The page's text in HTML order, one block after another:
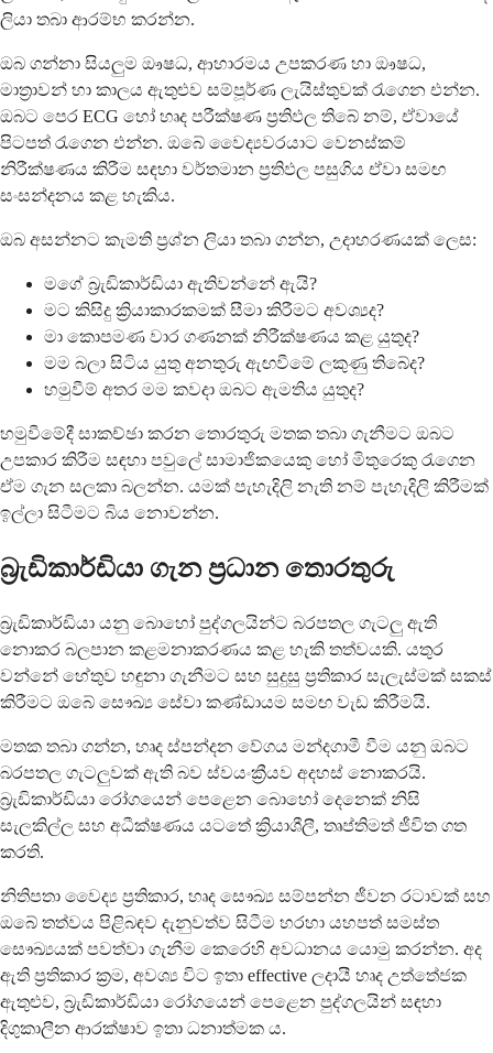
ලියා තබා ආරම්භ කරන්න.
ඔබ ගන්නා සියලුම ඖෂධ, ආහාරමය උපකරණ හා ඖෂධ,
මාත්‍රාවන් හා කාලය ඇතුළුව සම්පූර්ණ ලැයිස්තුවක් රැගෙන එන්න.
ඔබට පෙර ECG හෝ හෘද පරීක්ෂණ ප්‍රතිඵල තිබේ නම්, ඒවායේ
පිටපත් රැගෙන එන්න. ඔබේ වෛද්‍යවරයාට වෙනස්කම්
නිරීක්ෂණය කිරීම සඳහා වර්තමාන ප්‍රතිඵල පසුගිය ඒවා සමඟ
සංසන්දනය කළ හැකිය.
ඔබ අසන්නට කැමති ප්‍රශ්න ලියා තබා ගන්න, උදාහරණයක් ලෙස:
මගේ බ්‍රැඩිකාර්ඩියා ඇතිවන්නේ ඇයි?
මට කිසිදු ක්‍රියාකාරකමක් සීමා කිරීමට අවශ්‍යද?
මා කොපමණ වාර ගණනක් නිරීක්ෂණය කළ යුතුද?
මම බලා සිටිය යුතු අනතුරු ඇඟවීමේ ලකුණු තිබේද?
හමුවීම් අතර මම කවදා ඔබට ඇමතිය යුතුද?
හමුවීමේදී සාකච්ඡා කරන තොරතුරු මතක තබා ගැනීමට ඔබට
උපකාර කිරීම සඳහා පවුලේ සාමාජිකයෙකු හෝ මිතුරෙකු රැගෙන
ඒම ගැන සලකා බලන්න. යමක් පැහැදිලි නැති නම් පැහැදිලි කිරීමක්
ඉල්ලා සිටීමට බිය නොවන්න.
බ්‍රැඩිකාර්ඩියා ගැන ප්‍රධාන තොරතුරු
බ්‍රැඩිකාර්ඩියා යනු බොහෝ පුද්ගලයින්ට බරපතල ගැටලු ඇති
නොකර බලපාන කළමනාකරණය කළ හැකි තත්වයකි. යතුර
වන්නේ හේතුව හඳුනා ගැනීමට සහ සුදුසු ප්‍රතිකාර සැලැස්මක් සකස්
කිරීමට ඔබේ සෞඛ්‍ය සේවා කණ්ඩායම සමඟ වැඩ කිරීමයි.
මතක තබා ගන්න, හෘද ස්පන්දන වේගය මන්දගාමී වීම යනු ඔබට
බරපතල ගැටලුවක් ඇති බව ස්වයංක්‍රීයව අදහස් නොකරයි.
බ්‍රැඩිකාර්ඩියා රෝගයෙන් පෙළෙන බොහෝ දෙනෙක් නිසි
සැලකිල්ල සහ අධීක්ෂණය යටතේ ක්‍රියාශීලී, තෘප්තිමත් ජීවිත ගත
කරති.
නිතිපතා වෛද්‍ය ප්‍රතිකාර, හෘද සෞඛ්‍ය සම්පන්න ජීවන රටාවක් සහ
ඔබේ තත්වය පිළිබඳව දැනුවත්ව සිටීම හරහා යහපත් සමස්ත
සෞඛ්‍යයක් පවත්වා ගැනීම කෙරෙහි අවධානය යොමු කරන්න. අද
ඇති ප්‍රතිකාර ක්‍රම, අවශ්‍ය විට ඉතා effective ලදායී හෘද උත්තේජක
ඇතුළුව, බ්‍රැඩිකාර්ඩියා රෝගයෙන් පෙළෙන පුද්ගලයින් සඳහා
දිගුකාලීන ආරක්ෂාව ඉතා ධනාත්මක ය.